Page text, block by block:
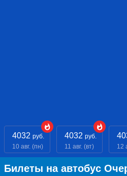
4032 руб.
10 авг. (пн)
4032 руб.
11 авг. (вт)
12
Билеты на автобус